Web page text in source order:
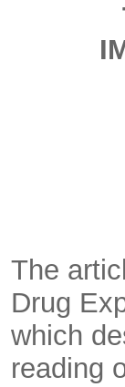
The
Drug
which
reading